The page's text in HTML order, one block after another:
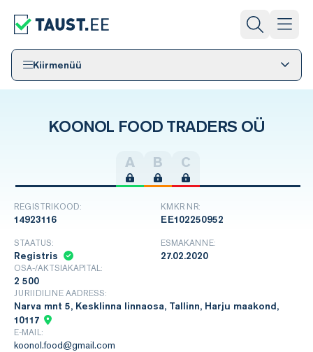
Kiirmenüü
KOONOL FOOD TRADERS OÜ
A B C
REGISTRIKOOD:
14923116
KMKR NR:
EE102250952
STAATUS:
Registris
ESMAKANNE:
27.02.2020
OSA-/AKTSIAKAPITAL:
2 500
JURIIDILINE AADRESS:
Narva mnt 5, Kesklinna linnaosa, Tallinn, Harju maakond,
10117
E-MAIL:
koonol.food@gmail.com